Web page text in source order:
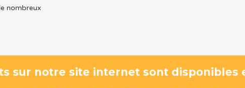
nombreux
sur notre site internet sont disponibles